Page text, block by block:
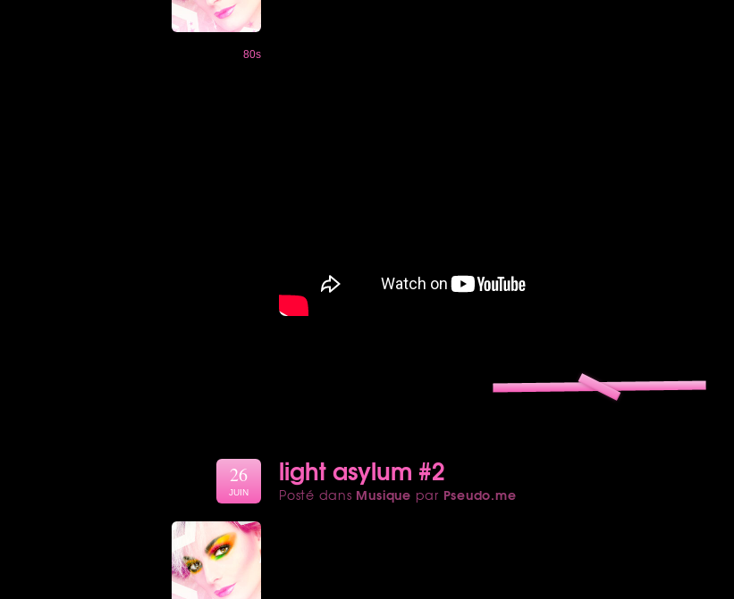
80s
light asylum #2
Posté dans Musique par Pseudo.me
26
JUIN